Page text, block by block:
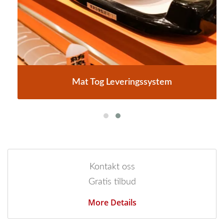
Mat Tog Leveringssystem
Kontakt oss
Gratis tilbud
More Details